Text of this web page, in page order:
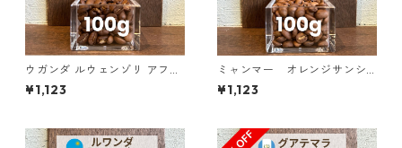
ウガンダ ルウェンゾリ アフリ
カン・ムーン “ドンキー” ナチ
ュラル 100g
¥1,123
ミャンマー オレンジサンシ
ャイン G１ ウォッシュド・ア
ナエロビック 100g
¥1,123